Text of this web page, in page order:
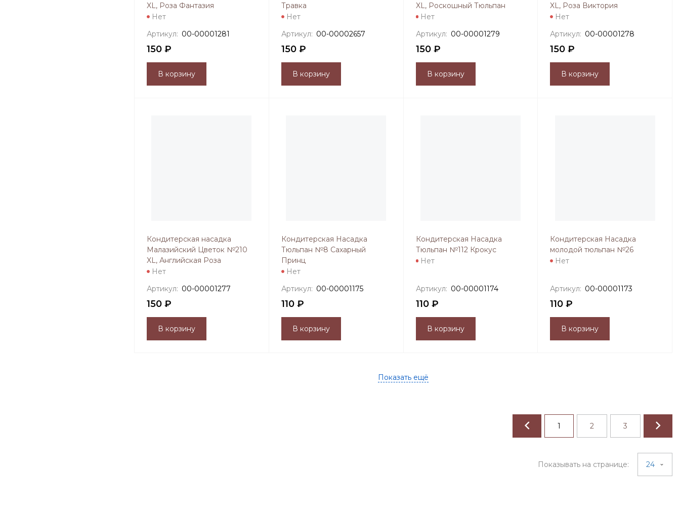
XL, Роза Фантазия
Нет
Артикул: 00-00001281
150 ₽
В корзину
Травка
Нет
Артикул: 00-00002657
150 ₽
В корзину
XL, Роскошный Тюльпан
Нет
Артикул: 00-00001279
150 ₽
В корзину
XL, Роза Виктория
Нет
Артикул: 00-00001278
150 ₽
В корзину
Кондитерская насадка
Малазийский Цветок №210
XL, Английская Роза
Нет
Артикул: 00-00001277
150 ₽
В корзину
Кондитерская Насадка
Тюльпан №8 Сахарный
Принц
Нет
Артикул: 00-00001175
110 ₽
В корзину
Кондитерская Насадка
Тюльпан №112 Крокус
Нет
Артикул: 00-00001174
110 ₽
В корзину
Кондитерская Насадка
молодой тюльпан №26
Нет
Артикул: 00-00001173
110 ₽
В корзину
Показать ещё
1 2 3
Показывать на странице: 24